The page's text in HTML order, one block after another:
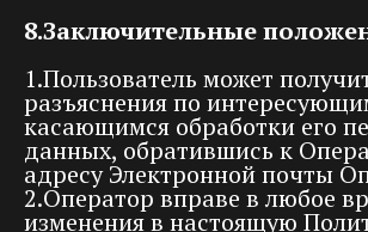
8.Заключительные
1.Пользователь может
разъяснения по
касающимся обработки его
данных, обратившись к
адресу Электронной почты
2.Оператор вправе в любое
изменения в настоящую